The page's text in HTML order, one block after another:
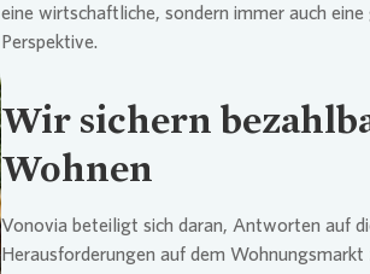
eine wirtschaftliche, sondern immer auch
Perspektive.
Wir sichern
Wohnen
Vonovia beteiligt sich daran, Antworten auf
Herausforderungen auf dem